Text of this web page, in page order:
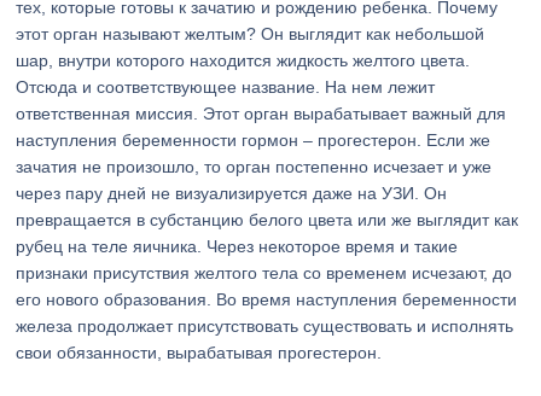
тех, которые готовы к зачатию и рождению ребенка. Почему
этот орган называют желтым? Он выглядит как небольшой
шар, внутри которого находится жидкость желтого цвета.
Отсюда и соответствующее название. На нем лежит
ответственная миссия. Этот орган вырабатывает важный для
наступления беременности гормон – прогестерон. Если же
зачатия не произошло, то орган постепенно исчезает и уже
через пару дней не визуализируется даже на УЗИ. Он
превращается в субстанцию белого цвета или же выглядит как
рубец на теле яичника. Через некоторое время и такие
признаки присутствия желтого тела со временем исчезают, до
его нового образования. Во время наступления беременности
железа продолжает присутствовать существовать и исполнять
свои обязанности, вырабатывая прогестерон.